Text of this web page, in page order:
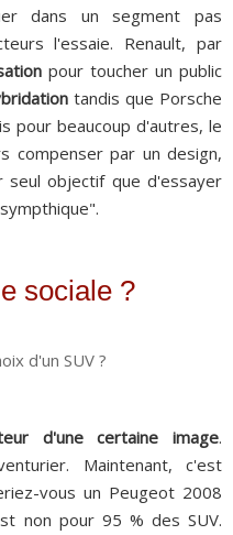
dans un segment pas
l'essaie. Renault, par
pour toucher un public
tandis que Porsche
pour beaucoup d'autres, le
compenser par un design,
seul objectif que d'essayer
sociale ?
d'une certaine image.
Maintenant, c'est
vous un Peugeot 2008
non pour 95 % des SUV.